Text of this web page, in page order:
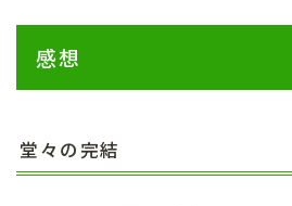
感想
堂々の完結